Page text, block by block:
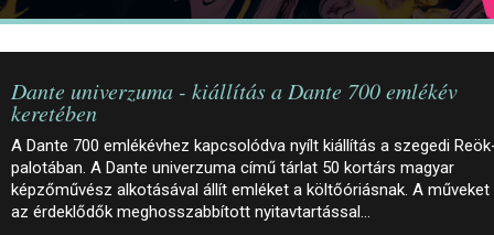
Dante univerzuma - kiállítás a Dante 700 emlékév
keretében
A Dante 700 emlékévhez kapcsolódva nyílt kiállítás a szegedi
palotában. A Dante univerzuma című tárlat 50 kortárs magyar
képzőművész alkotásával állít emléket a költőóriásnak. A műveket
az érdeklődők meghosszabbított nyitavtartással…